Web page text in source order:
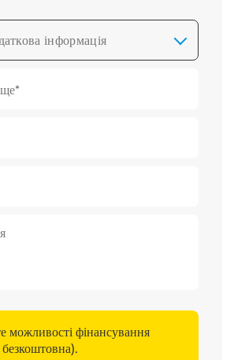
інформація
можливості фінансування